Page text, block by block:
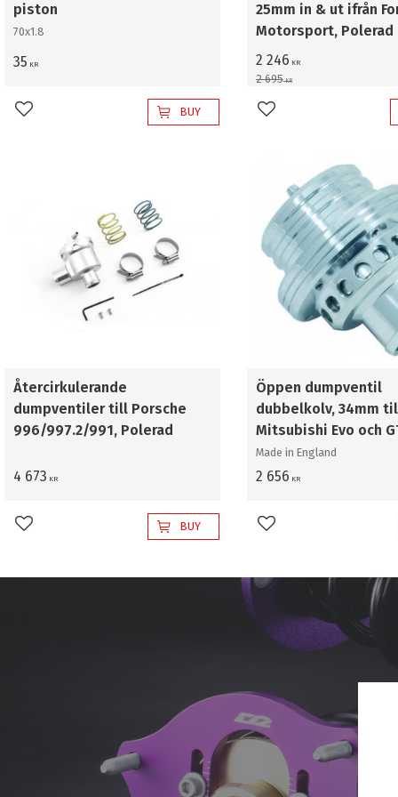
piston
70x1.8
35 KR
Add to favorites BUY
25mm in & ut ifrån
Motorsport, Polerad
2 246 KR
2 695KR
Add to favorites
Återcirkulerande
dumpventiler till Porsche
996/997.2/991, Polerad
4 673 KR
Add to favorites BUY
Öppen dumpventil
dubbelkolv, 34mm
Mitsubishi Evo och
Made in England
2 656 KR
Add to favorites